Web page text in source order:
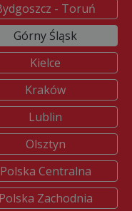
- Toruń
Górny Śląsk
Kielce
Kraków
Lublin
Olsztyn
Polska Centralna
Polska Zachodnia